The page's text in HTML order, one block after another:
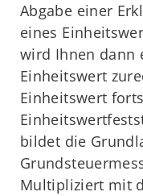
Abgabe einer
eines
wird Ihnen dann
Einheitswert
Einheitswert
bildet die
Multipliziert mit